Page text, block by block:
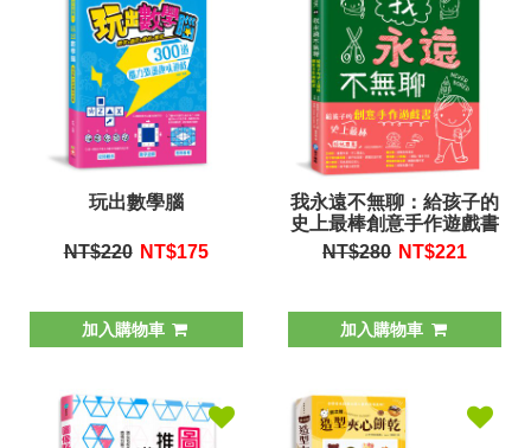
玩出數學腦
NT$220 NT$175
加入購物車
我永遠不無聊：給孩子的
史上最棒創意手作遊戲書
NT$280 NT$221
加入購物車